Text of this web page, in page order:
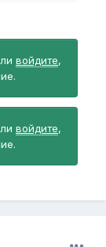
войдите,
войдите,